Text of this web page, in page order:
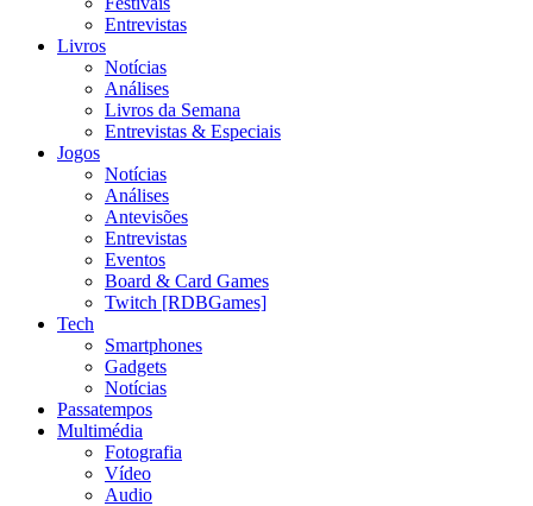
Entrevistas
Livros
Notícias
Análises
Livros da Semana
Entrevistas & Especiais
Jogos
Notícias
Análises
Antevisões
Entrevistas
Eventos
Board & Card Games
Twitch [RDBGames]
Tech
Smartphones
Gadgets
Notícias
Passatempos
Multimédia
Fotografia
Vídeo
Audio